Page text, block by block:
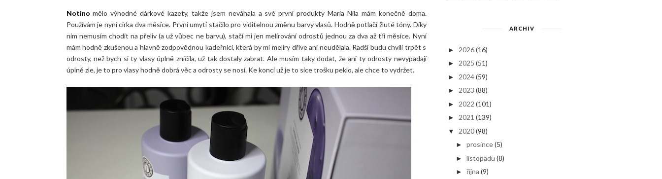
Notino mělo výhodné dárkové kazety, takže jsem neváhala a své první produkty Maria Nila mám konečně doma.
Používám je nyní cirka dva měsíce. První umytí stačilo pro viditelnou změnu barvy vlasů. Hodně potlačí žluté tóny. Díky
nim nemusím chodit na přeliv (a už vůbec ne barvu), stačí mi jen melírování odrostů jednou za dva až tři měsíce. Nyní
mám hodně zkušenou a hlavně zodpovědnou kadeřnici, která by mi melíry dříve ani neudělala. Radši budu chvíli trpět s
odrosty, než bych si ty vlasy úplně zničila, už tak dostaly zabrat. Ale musím taky dodat, že ani ty odrosty nevypadají
úplně zle, je to pro vlasy hodně dobrá věc a odrosty se nosí. Ke konci už je to sice trošku peklo, ale chce to vydržet.
ARCHIV
► 2026 (16)
► 2025 (51)
► 2024 (59)
► 2023 (88)
► 2022 (101)
► 2021 (139)
▼ 2020 (98)
►prosince(5)
►listopadu (8)
►října (9)